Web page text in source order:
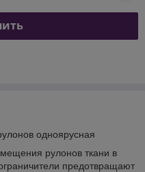
одноярусная
рулонов ткани в
предотвращают